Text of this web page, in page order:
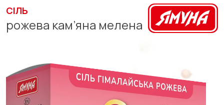
СІЛЬ
рожева кам’яна мелена